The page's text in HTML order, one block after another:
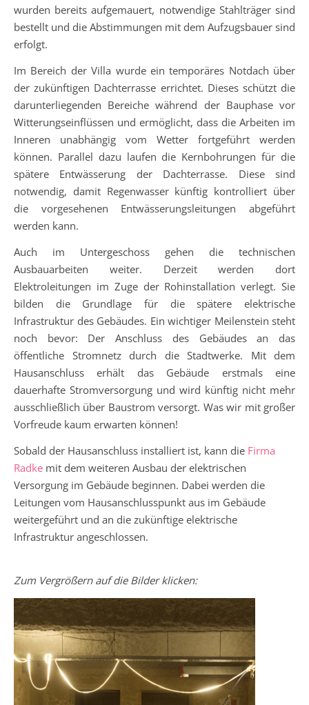
wurden bereits aufgemauert, notwendige Stahlträger sind
bestellt und die Abstimmungen mit dem Aufzugsbauer sind
erfolgt.
Im Bereich der Villa wurde ein temporäres Notdach über
der zukünftigen Dachterrasse errichtet. Dieses schützt die
darunterliegenden Bereiche während der Bauphase vor
Witterungseinflüssen und ermöglicht, dass die Arbeiten im
Inneren unabhängig vom Wetter fortgeführt werden
können. Parallel dazu laufen die Kernbohrungen für die
spätere Entwässerung der Dachterrasse. Diese sind
notwendig, damit Regenwasser künftig kontrolliert über
die vorgesehenen Entwässerungsleitungen abgeführt
werden kann.
Auch im Untergeschoss gehen die technischen
Ausbauarbeiten weiter. Derzeit werden dort
Elektroleitungen im Zuge der Rohinstallation verlegt. Sie
bilden die Grundlage für die spätere elektrische
Infrastruktur des Gebäudes. Ein wichtiger Meilenstein steht
noch bevor: Der Anschluss des Gebäudes an das
öffentliche Stromnetz durch die Stadtwerke. Mit dem
Hausanschluss erhält das Gebäude erstmals eine
dauerhafte Stromversorgung und wird künftig nicht mehr
ausschließlich über Baustrom versorgt. Was wir mit großer
Vorfreude kaum erwarten können!
Sobald der Hausanschluss installiert ist, kann die Firma
Radke mit dem weiteren Ausbau der elektrischen
Versorgung im Gebäude beginnen. Dabei werden die
Leitungen vom Hausanschlusspunkt aus im Gebäude
weitergeführt und an die zukünftige elektrische
Infrastruktur angeschlossen.
Zum Vergrößern auf die Bilder klicken: